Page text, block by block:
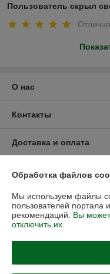
Пользователь скрыл
Отлично
О нас
Контакты
Доставка и оплата
График работы
Полная версия сайта
Политика обработки
Сайт создан на
Обработка файлов
Мы используем файлы
пользователей портала
рекомендаций. Вы
отключить их.